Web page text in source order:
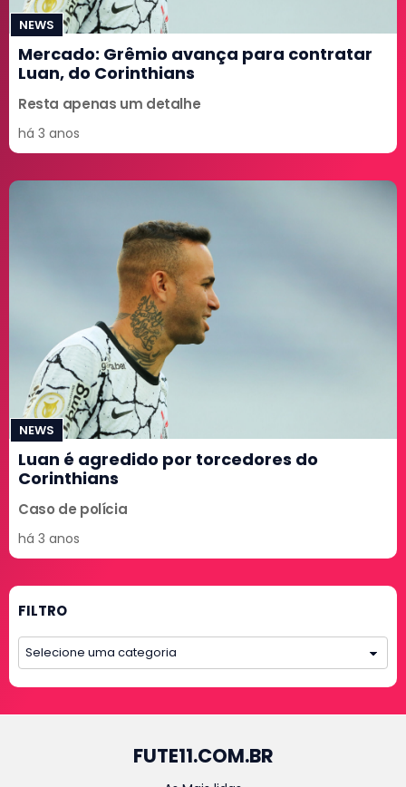
NEWS
Mercado: Grêmio avança para contratar
Luan, do Corinthians
Resta apenas um detalhe
há 3 anos
NEWS
Luan é agredido por torcedores do
Corinthians
Caso de polícia
há 3 anos
FILTRO
FUTE11.COM.BR